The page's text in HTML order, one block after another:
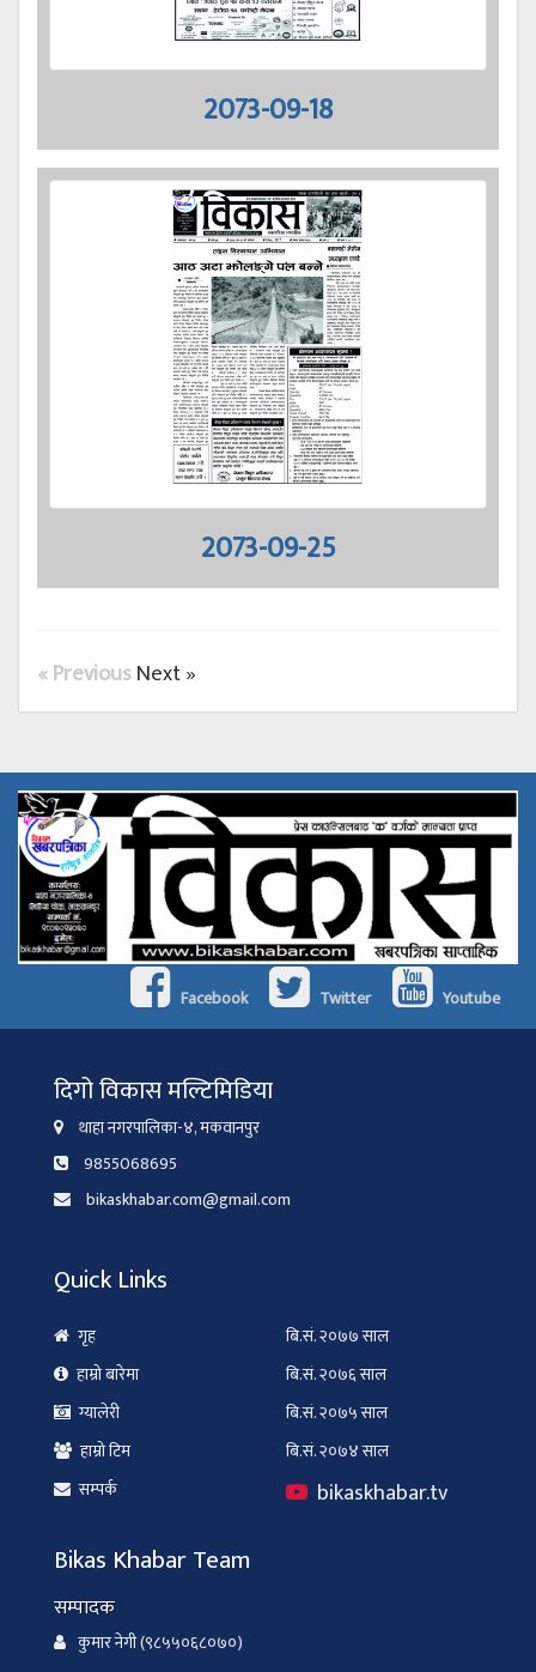
2073-09-18
2073-09-25
« PreviousNext »
Facebook Twitter Youtube
दिगो विकास मल्टिमिडिया
थाहा नगरपालिका-४, मकवानपुर
9855068695
bikaskhabar.com@gmail.com
Quick Links
गृह
हाम्रो बारेमा
ग्यालेरी
हाम्रो टिम
सम्पर्क
बि.सं. २०७७ साल
बि.सं. २०७६ साल
बि.सं. २०७५ साल
बि.सं. २०७४ साल
bikaskhabar.tv
Bikas Khabar Team
सम्पादक
कुमार नेगी (९८५५०६८०७०)